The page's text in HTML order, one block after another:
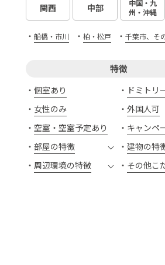
関西 中部
中国・九
州・沖縄
・ 船橋・市川 ・ 柏・松戸 ・ 千葉市、そ
特徴
個室あり
ドミトリ
女性のみ
外国人可
空室・空室予定あり
キャンペ
部屋の特徴
建物の特
周辺環境の特徴
その他こ